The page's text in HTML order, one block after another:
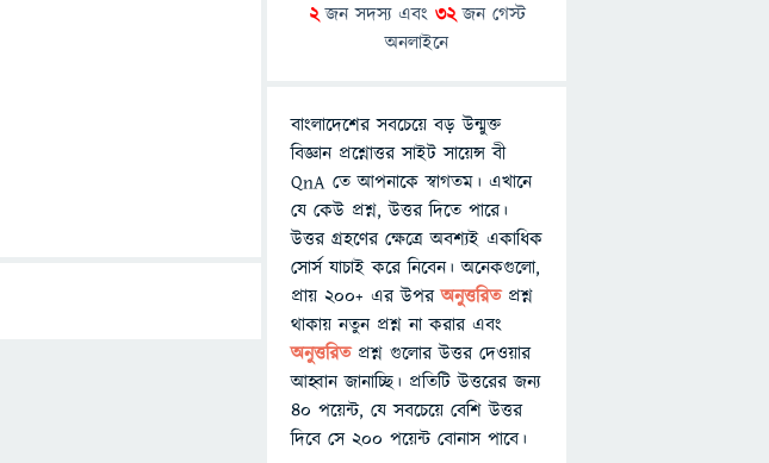
2জন সদস্য এবং 32জন গেস্ট
অনলাইনে
বাংলাদেশের সবচেয়ে বড় উন্মুক্ত
বিজ্ঞান প্রশ্নোত্তর সাইট সায়েন্স বী
QnA তে আপনাকে স্বাগতম। এখানে
যে কেউ প্রশ্ন, উত্তর দিতে পারে।
উত্তর গ্রহণের ক্ষেত্রে অবশ্যই একাধিক
সোর্স যাচাই করে নিবেন। অনেকগুলো,
প্রায় ২০০+ এর উপরঅনুত্তরিতপ্রশ্ন
থাকায় নতুন প্রশ্ন না করার এবং
অনুত্তরিত প্রশ্ন গুলোর উত্তর দেওয়ার
আহ্বান জানাচ্ছি। প্রতিটি উত্তরের জন্য
৪০ পয়েন্ট, যে সবচেয়ে বেশি উত্তর
দিবে সে ২০০ পয়েন্ট বোনাস পাবে।